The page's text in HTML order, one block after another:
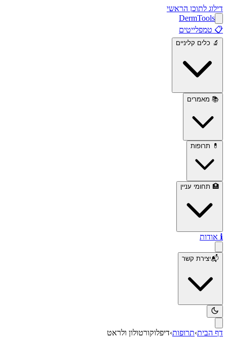
דילוג לתוכן הראשי
DermTools
📋 טמפלייטים
🔬 כלים קליניים
📚 מאמרים
💊 תרופות
🏥 תחומי עניין
ℹ️ אודות
📬יצירת קשר
דף הבית›תרופות›דיפלוקורטולון ולראט